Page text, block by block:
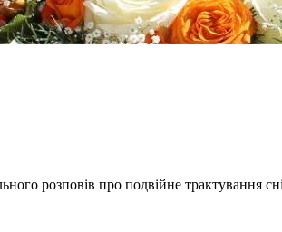
розповів про подвійне трактування